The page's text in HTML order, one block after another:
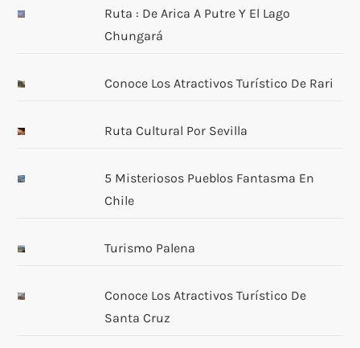
Ruta : De Arica A Putre Y El Lago
Chungará
Conoce Los Atractivos Turístico De Rari
Ruta Cultural Por Sevilla
5 Misteriosos Pueblos Fantasma En
Chile
Turismo Palena
Conoce Los Atractivos Turístico De
Santa Cruz